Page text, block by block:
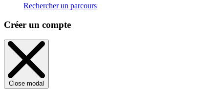
Rechercher un parcours
Créer un compte
Close modal